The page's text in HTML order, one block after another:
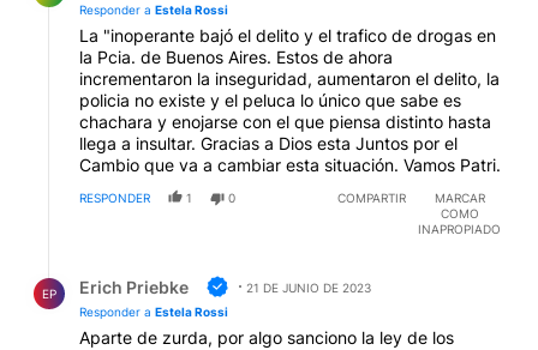
Responder a Estela Rossi
La "inoperante bajó el delito y el trafico de drogas en
la Pcia. de Buenos Aires. Estos de ahora
incrementaron la inseguridad, aumentaron el delito, la
policia no existe y el peluca lo único que sabe es
chachara y enojarse con el que piensa distinto hasta
llega a insultar. Gracias a Dios esta Juntos por el
Cambio que va a cambiar esta situación. Vamos Patri.
RESPONDER 1 0 COMPARTIR
MARCAR
COMO
INAPROPIADO
EP Erich Priebke
21 DE JUNIO DE 2023
Responder a Estela Rossi
Aparte de zurda, por algo sanciono la ley de los